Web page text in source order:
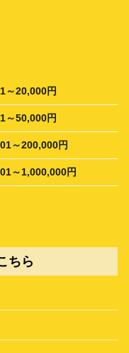
～20,000円
～50,000円
～200,000円
～1,000,000円
ちら